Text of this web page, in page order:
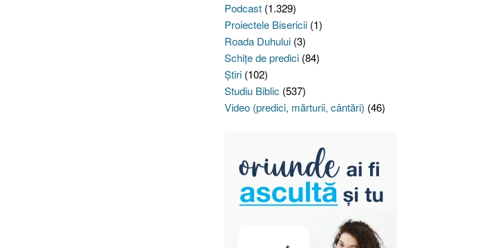
Podcast(1.329)
Proiectele Bisericii(1)
Roada Duhului(3)
Schiţe de predici(84)
Ştiri(102)
Studiu Biblic (537)
Video (predici, mărturii, cântări) (46)